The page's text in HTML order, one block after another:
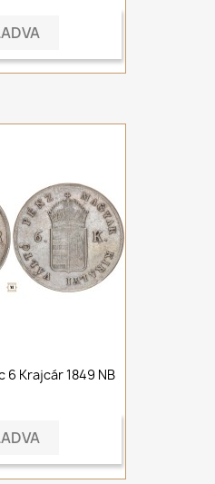
6 Krajcár 1849 NB